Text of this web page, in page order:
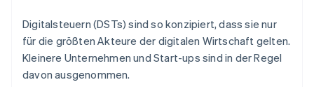
Digitalsteuern (DSTs) sind so konzipiert, dass sie nur
für die größten Akteure der digitalen Wirtschaft gelten.
Kleinere Unternehmen und Start-ups sind in der Regel
davon ausgenommen.